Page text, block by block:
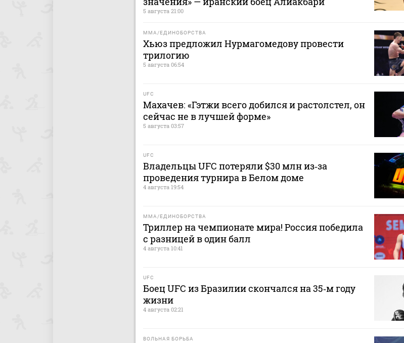
5 августа 21:00
MMA/ЕДИНОБОРСТВА
Хьюз предложил Нурмагомедову провести
трилогию
5 августа 06:54
UFC
Махачев: «Гэтжи всего добился и растолстел, он
сейчас не в лучшей форме»
5 августа 03:57
UFC
Владельцы UFC потеряли $30 млн из‑за
проведения турнира в Белом доме
4 августа 19:54
MMA/ЕДИНОБОРСТВА
Триллер на чемпионате мира! Россия победила
с разницей в один балл
4 августа 10:41
UFC
Боец UFC из Бразилии скончался на 35‑м году
жизни
4 августа 02:21
ВОЛЬНАЯ БОРЬБА